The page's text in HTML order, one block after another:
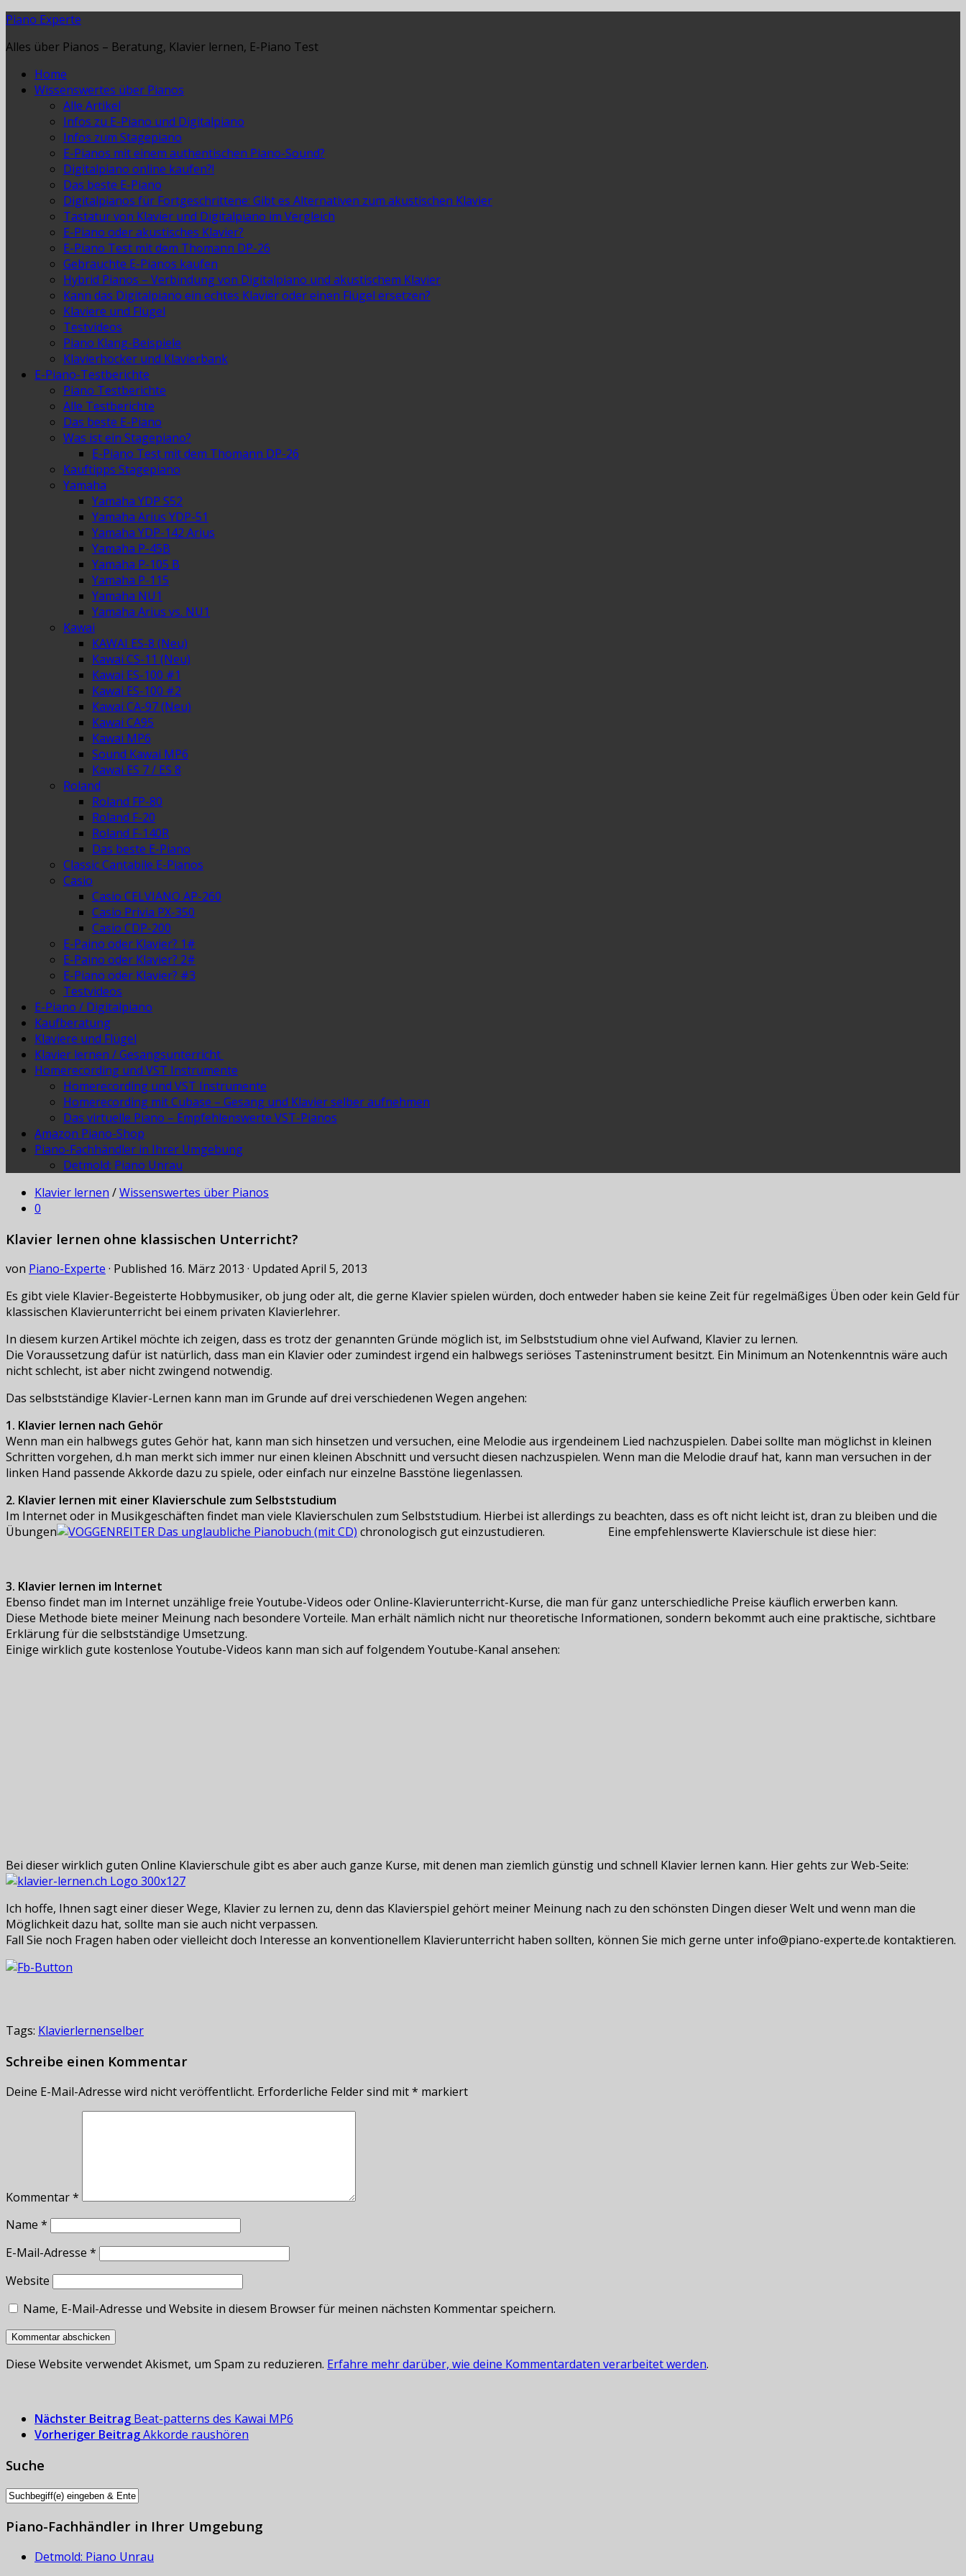
Piano Experte
Alles über Pianos – Beratung, Klavier lernen, E-Piano Test
Home
Wissenswertes über Pianos
Alle Artikel
Infos zu E-Piano und Digitalpiano
Infos zum Stagepiano
E-Pianos mit einem authentischen Piano-Sound?
Digitalpiano online kaufen?!
Das beste E-Piano
Digitalpianos für Fortgeschrittene: Gibt es Alternativen zum akustischen Klavier
Tastatur von Klavier und Digitalpiano im Vergleich
E-Piano oder akustisches Klavier?
E-Piano Test mit dem Thomann DP-26
Gebrauchte E-Pianos kaufen
Hybrid Pianos – Verbindung von Digitalpiano und akustischem Klavier
Kann das Digitalpiano ein echtes Klavier oder einen Flügel ersetzen?
Klaviere und Flügel
Testvideos
Piano Klang-Beispiele
Klavierhocker und Klavierbank
E-Piano-Testberichte
Piano Testberichte
Alle Testberichte
Das beste E-Piano
Was ist ein Stagepiano?
E-Piano Test mit dem Thomann DP-26
Kauftipps Stagepiano
Yamaha
Yamaha YDP S52
Yamaha Arius YDP-51
Yamaha YDP-142 Arius
Yamaha P-45B
Yamaha P-105 B
Yamaha P-115
Yamaha NU1
Yamaha Arius vs. NU1
Kawai
KAWAI ES-8 (Neu)
Kawai CS-11 (Neu)
Kawai ES-100 #1
Kawai ES-100 #2
Kawai CA-97 (Neu)
Kawai CA95
Kawai MP6
Sound Kawai MP6
Kawai ES 7 / ES 8
Roland
Roland FP-80
Roland F-20
Roland F-140R
Das beste E-Piano
Classic Cantabile E-Pianos
Casio
Casio CELVIANO AP-260
Casio Privia PX-350
Casio CDP-200
E-Paino oder Klavier? 1#
E-Paino oder Klavier? 2#
E-Piano oder Klavier? #3
Testvideos
E-Piano / Digitalpiano
Kaufberatung
Klaviere und Flügel
Klavier lernen / Gesangsunterricht
Homerecording und VST Instrumente
Homerecording und VST Instrumente
Homerecording mit Cubase – Gesang und Klavier selber aufnehmen
Das virtuelle Piano – Empfehlenswerte VST-Pianos
Amazon Piano-Shop
Piano-Fachhändler in Ihrer Umgebung
Detmold: Piano Unrau
Klavier lernen /Wissenswertes über Pianos
0
Klavier lernen ohne klassischen Unterricht?
von Piano-Experte · Published 16. März 2013 · Updated April 5, 2013
Es gibt viele Klavier-Begeisterte Hobbymusiker, ob jung oder alt, die gerne Klavier spielen würden, doch entweder haben sie keine Zeit für regelmäßiges Üben oder kein Geld für
klassischen Klavierunterricht bei einem privaten Klavierlehrer.
In diesem kurzen Artikel möchte ich zeigen, dass es trotz der genannten Gründe möglich ist, im Selbststudium ohne viel Aufwand, Klavier zu lernen.
Die Voraussetzung dafür ist natürlich, dass man ein Klavier oder zumindest irgend ein halbwegs seriöses Tasteninstrument besitzt. Ein Minimum an Notenkenntnis wäre auch
nicht schlecht, ist aber nicht zwingend notwendig.
Das selbstständige Klavier-Lernen kann man im Grunde auf drei verschiedenen Wegen angehen:
1. Klavier lernen nach Gehör
Wenn man ein halbwegs gutes Gehör hat, kann man sich hinsetzen und versuchen, eine Melodie aus irgendeinem Lied nachzuspielen. Dabei sollte man möglichst in kleinen
Schritten vorgehen, d.h man merkt sich immer nur einen kleinen Abschnitt und versucht diesen nachzuspielen. Wenn man die Melodie drauf hat, kann man versuchen in der
linken Hand passende Akkorde dazu zu spiele, oder einfach nur einzelne Basstöne liegenlassen.
2. Klavier lernen mit einer Klavierschule zum Selbststudium
Im Internet oder in Musikgeschäften findet man viele Klavierschulen zum Selbststudium. Hierbei ist allerdings zu beachten, dass es oft nicht leicht ist, dran zu bleiben und die
Übungen
chronologisch gut einzustudieren. Eine empfehlenswerte Klavierschule ist diese hier:
3. Klavier lernen im Internet
Ebenso findet man im Internet unzählige freie Youtube-Videos oder Online-Klavierunterricht-Kurse, die man für ganz unterschiedliche Preise käuflich erwerben kann.
Diese Methode biete meiner Meinung nach besondere Vorteile. Man erhält nämlich nicht nur theoretische Informationen, sondern bekommt auch eine praktische, sichtbare
Erklärung für die selbstständige Umsetzung.
Einige wirklich gute kostenlose Youtube-Videos kann man sich auf folgendem Youtube-Kanal ansehen:
Bei dieser wirklich guten Online Klavierschule gibt es aber auch ganze Kurse, mit denen man ziemlich günstig und schnell Klavier lernen kann. Hier gehts zur Web-Seite:
Ich hoffe, Ihnen sagt einer dieser Wege, Klavier zu lernen zu, denn das Klavierspiel gehört meiner Meinung nach zu den schönsten Dingen dieser Welt und wenn man die
Möglichkeit dazu hat, sollte man sie auch nicht verpassen.
Fall Sie noch Fragen haben oder vielleicht doch Interesse an konventionellem Klavierunterricht haben sollten, können Sie mich gerne unter info@piano-experte.de kontaktieren.
Tags: Klavierlernenselber
Schreibe einen Kommentar
Deine E-Mail-Adresse wird nicht veröffentlicht. Erforderliche Felder sind mit* markiert
Kommentar*
Name *
E-Mail-Adresse *
Website
Name, E-Mail-Adresse und Website in diesem Browser für meinen nächsten Kommentar speichern.
Diese Website verwendet Akismet, um Spam zu reduzieren. Erfahre mehr darüber, wie deine Kommentardaten verarbeitet werden.
Nächster Beitrag Beat-patterns des Kawai MP6
Vorheriger BeitragAkkorde raushören
Suche
Piano-Fachhändler in Ihrer Umgebung
Detmold: Piano Unrau